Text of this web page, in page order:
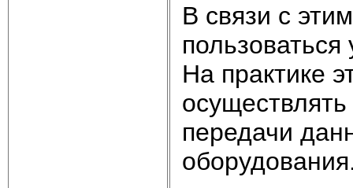
В связи с
На практике
передачи